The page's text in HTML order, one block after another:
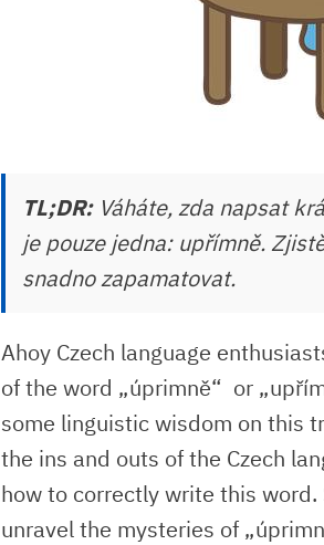
TL;DR:Váháte, zda napsat
je pouze jedna: upřímně.
snadno zapamatovat.
Ahoy⁤ Czech language
of ⁢the word „úprimně“ ‌ or
some‌ linguistic wisdom on this
the ins and outs of​ the Czech
how to correctly write this
unravel the ​mysteries of